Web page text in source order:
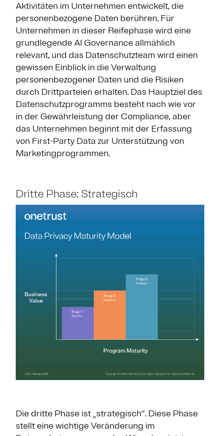
Aktivitäten im Unternehmen entwickelt, die
personenbezogene Daten berühren. Für
Unternehmen in dieser Reifephase wird eine
grundlegende AI Governance allmählich
relevant, und das Datenschutzteam wird einen
gewissen Einblick in die Verwaltung
personenbezogener Daten und die Risiken
durch Drittparteien erhalten. Das Hauptziel des
Datenschutzprogramms besteht nach wie vor
in der Gewährleistung der Compliance, aber
das Unternehmen beginnt mit der Erfassung
von First-Party Data zur Unterstützung von
Marketingprogrammen.
Dritte Phase: Strategisch
Die dritte Phase ist „strategisch“. Diese Phase
stellt eine wichtige Veränderung im